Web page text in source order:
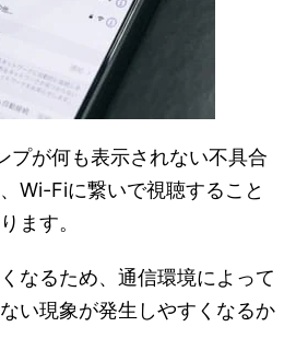
プが何も表示されない不具合
Wi-Fiに繋いで視聴すること
ます。
なるため、通信環境によって
い現象が発生しやすくなるか